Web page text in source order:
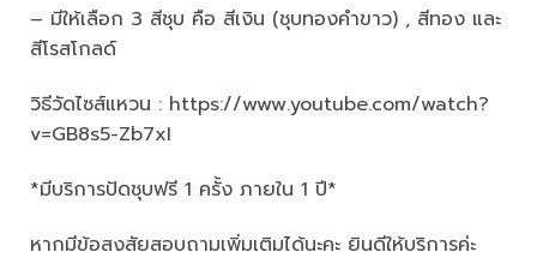
– มีให้เลือก 3 สีชุบ คือ สีเงิน (ชุบทองคำขาว) , สีทอง และ
สีโรสโกลด์
วิธีวัดไซส์แหวน : https://www.youtube.com/watch?
v=GB8s5-Zb7xI
*มีบริการปัดชุบฟรี 1 ครั้ง ภายใน 1 ปี*
หากมีข้อสงสัยสอบถามเพิ่มเติมได้นะคะ ยินดีให้บริการค่ะ